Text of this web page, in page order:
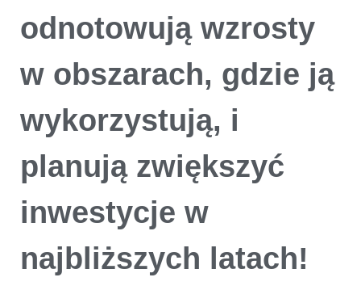
odnotowują wzrosty
w obszarach, gdzie ją
wykorzystują, i
planują zwiększyć
inwestycje w
najbliższych latach!